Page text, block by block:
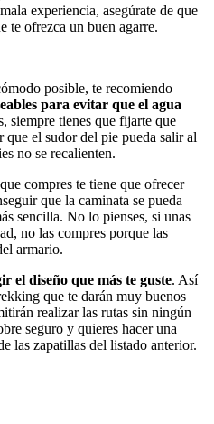
experiencia, asegúrate de que
te ofrezca un buen agarre.
posible, te recomiendo
para evitar que el agua
siempre tienes que fijarte que
que el sudor del pie pueda salir al
no se recalienten.
compres te tiene que ofrecer
que la caminata se pueda
sencilla. No lo pienses, si unas
no las compres porque las
armario.
el diseño que más te guste. Así
que te darán muy buenos
realizar las rutas sin ningún
seguro y quieres hacer una
las zapatillas del listado anterior.